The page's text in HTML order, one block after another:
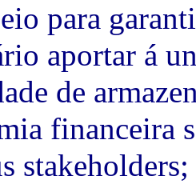
para
aportar á
de
financeira
stakeholders;